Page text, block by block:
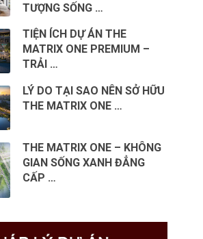
TƯỢNG SỐNG …
TIỆN ÍCH DỰ ÁN THE
MATRIX ONE PREMIUM –
TRẢI …
LÝ DO TẠI SAO NÊN SỞ HỮU
THE MATRIX ONE …
THE MATRIX ONE – KHÔNG
GIAN SỐNG XANH ĐẲNG
CẤP …